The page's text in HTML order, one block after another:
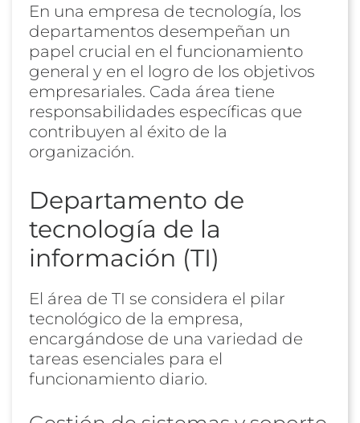
En una empresa de tecnología, los
departamentos desempeñan un
papel crucial en el funcionamiento
general y en el logro de los objetivos
empresariales. Cada área tiene
responsabilidades específicas que
contribuyen al éxito de la
organización.
Departamento de
tecnología de la
información (TI)
El área de TI se considera el pilar
tecnológico de la empresa,
encargándose de una variedad de
tareas esenciales para el
funcionamiento diario.